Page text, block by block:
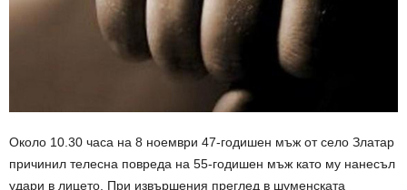
Около 10.30 часа на 8 ноември 47-годишен мъж от село Златар
причинил телесна повреда на 55-годишен мъж като му нанесъл
удари в лицето. При извършения преглед в шуменската